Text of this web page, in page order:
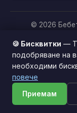
© 2026
Партньорско
съдържа
продукт през
ни помага да
Този сайт
🍪 Бисквитки —
подобряване на
необходими
повече
Приемам